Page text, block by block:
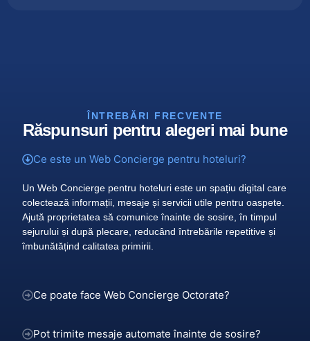
ÎNTREBĂRI FRECVENTE
Răspunsuri pentru alegeri mai bune
Ce este un Web Concierge pentru hoteluri?
Un Web Concierge pentru hoteluri este un spațiu digital care
colectează informații, mesaje și servicii utile pentru oaspete.
Ajută proprietatea să comunice înainte de sosire, în timpul
sejurului și după plecare, reducând întrebările repetitive și
îmbunătățind calitatea primirii.
Ce poate face Web Concierge Octorate?
Pot trimite mesaje automate înainte de sosire?